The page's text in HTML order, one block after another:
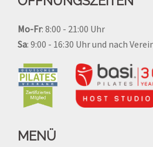
Mo-Fr: 8:00 - 21:00 Uhr
Sa: 9:00 - 16:30 Uhr und nach
MENÜ